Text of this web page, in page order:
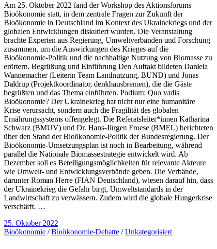
Am 25. Oktober 2022 fand der Workshop des Aktionsforums
Bioökonomie statt, in dem zentrale Fragen zur Zukunft der
Bioökonomie in Deutschland im Kontext des Ukrainekriegs und der
globalen Entwicklungen diskutiert wurden. Die Veranstaltung
brachte Experten aus Regierung, Umweltverbänden und Forschung
zusammen, um die Auswirkungen des Krieges auf die
Bioökonomie-Politik und die nachhaltige Nutzung von Biomasse zu
erörtern. Begrüßung und Einführung Den Auftakt bildeten Daniela
Wannemacher (Leiterin Team Landnutzung, BUND) und Jonas
Daldrup (Projektkoordinator, denkhausbremen), die die Gäste
begrüßten und das Thema einführten. Podium: Quo vadis
Bioökonomie? Der Ukrainekrieg hat nicht nur eine humanitäre
Krise verursacht, sondern auch die Fragilität des globalen
Ernährungssystems offengelegt. Die Referatsleiter*innen Katharina
Schwarz (BMUV) und Dr. Hans-Jürgen Froese (BMEL) berichteten
über den Stand der Bioökonomie-Politik der Bundesregierung. Der
Bioökonomie-Umsetzungsplan ist noch in Bearbeitung, während
parallel die Nationale Biomassestrategie entwickelt wird. Ab
Dezember soll es Beteiligungsmöglichkeiten für relevante Akteure
wie Umwelt- und Entwicklungsverbände geben. Die Verbände,
darunter Roman Herre (FIAN Deutschland), wiesen darauf hin, dass
der Ukrainekrieg die Gefahr birgt, Umweltstandards in der
Landwirtschaft zu verwässern. Zudem wird die globale Hungerkrise
verschärft. …
25. Oktober 2022
Bioökonomie /Bioökonomie-Debatte /Unkategorisiert